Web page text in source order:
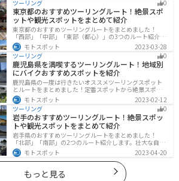
楽しめるスポットが多数あります。バイクで関東にツー
リングに行く際は参考にしてください。
ツーリング
0
東京都のおすすめツーリングルート！絶景スポ
ットや観光スポットをまとめて紹介
東京都のおすすめツーリングルートをまとめました！
「西部」「中部」「東部（都心）」の3つのルート紹介し
ます。西に行けば奥多摩の自然、東に行けば都心スポッ
トと、自然も街も楽しめるスポットが多数あります。バ
イクで東京都にツーリングに行く際は参考にしてくださ
い。
モトスポット
2023-03-28
ツーリング
0
鹿児島県を満喫するツーリングルート！地域別
にバイクおすすめスポットを紹介
鹿児島県の一度は行きたいオススメツーリングスポット
とルートをまとめました！定番スポットから絶景スポッ
ト、温泉、山、海、グルメなど様々なジャンルで楽しめ
ます。バイクで鹿児島ツーリングに行こうと思っている
人は、参考にしてください。
モトスポット
2023-02-12
ツーリング
0
岩手のおすすめツーリングルート！絶景スポッ
トや観光スポットをまとめて紹介
岩手県のおすすめツーリングルートをまとめました！
「北部」「南部」の2つのルート紹介します。壮大な自然
や歴史的な観光スポットが多く存在するので楽しめま
す。バイクで岩手県にツーリングに行く際は参考にして
ください。
モトスポット 2023-04-20
もっと見る